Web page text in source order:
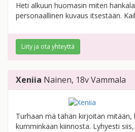
Heti alkuun huomasin miten
personaallinen kuvaus itsestään.
Liity ja ota yhteyttä
Xeniia Nainen, 18vVammala
Turhaan mä tähän kirjoitan mitään,
kumminkaan kiinnosta. Lyhyesti